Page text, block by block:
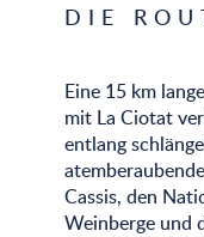
DIE
Eine 15 km
mit La Ciotat
entlang
Cassis, den
Weinberge und